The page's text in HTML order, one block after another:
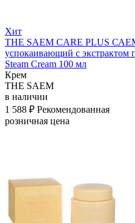
Хит
THE SAEM CARE PLUS
успокаивающий с
Steam Cream 100 мл
Крем
THE SAEM
в наличии
1 588 ₽ Рекомендованная
розничная цена